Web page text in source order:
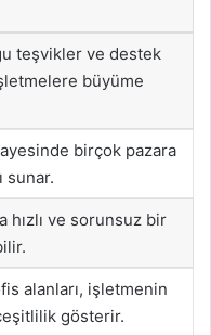
teşvikler ve destek
büyüme
birçok pazara
sunar.
hızlı ve sorunsuz bir
alanları, işletmenin
gösterir.